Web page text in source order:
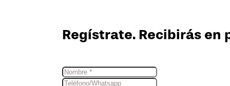
Regístrate. Recibirás en